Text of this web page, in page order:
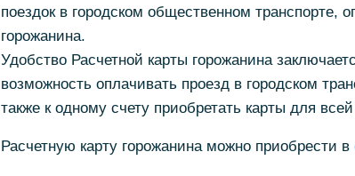
поездок в городском общественном транспорте,
горожанина.
Удобство Расчетной карты горожанина
возможность оплачивать проезд в городском
также к одному счету приобретать карты для
Расчетную карту горожанина можно приобрести в